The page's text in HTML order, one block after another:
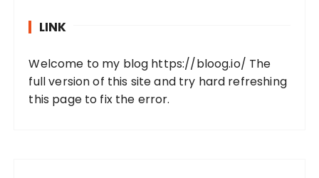
LINK
Welcome to my blog https://bloog.io/ The
full version of this site and try hard refreshing
this page to fix the error.